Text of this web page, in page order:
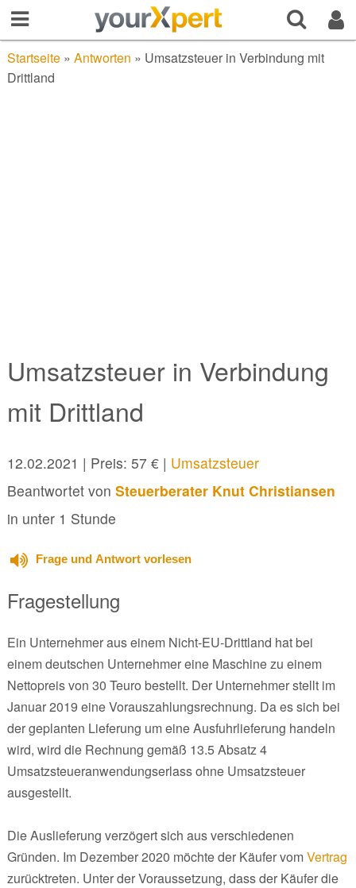
Startseite» Antworten » Umsatzsteuer in Verbindung mit
Drittland
Umsatzsteuer in Verbindung
mit Drittland
12.02.2021 | Preis: 57 € | Umsatzsteuer
Beantwortet von Steuerberater Knut Christiansen
in unter 1 Stunde
Frage und Antwort vorlesen
Fragestellung
Ein Unternehmer aus einem Nicht-EU-Drittland hat bei
einem deutschen Unternehmer eine Maschine zu einem
Nettopreis von 30 Teuro bestellt. Der Unternehmer stellt im
Januar 2019 eine Vorauszahlungsrechnung. Da es sich bei
der geplanten Lieferung um eine Ausfuhrlieferung handeln
wird, wird die Rechnung gemäß 13.5 Absatz 4
Umsatzsteueranwendungserlass ohne Umsatzsteuer
ausgestellt.
Die Auslieferung verzögert sich aus verschiedenen
Gründen. Im Dezember 2020 möchte der Käufer vomVertrag
zurücktreten. Unter der Voraussetzung, dass der Käufer die